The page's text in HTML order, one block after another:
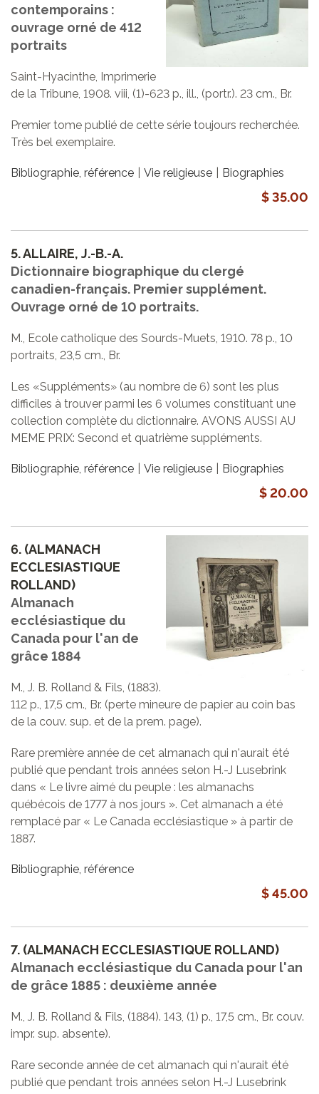
contemporains :
ouvrage orné de 412
portraits
Saint-Hyacinthe, Imprimerie
de la Tribune, 1908. viii, (1)-623 p., ill., (portr.). 23 cm., Br.
Premier tome publié de cette série toujours recherchée.
Très bel exemplaire.
Bibliographie, référence Vie religieuse Biographies
$ 35.00
5.ALLAIRE, J.-B.-A.
Dictionnaire biographique du clergé
canadien-français. Premier supplément.
Ouvrage orné de 10 portraits.
M., Ecole catholique des Sourds-Muets, 1910. 78 p., 10
portraits, 23,5 cm., Br.
Les «Suppléments» (au nombre de 6) sont les plus
difficiles à trouver parmi les 6 volumes constituant une
collection complète du dictionnaire. AVONS AUSSI AU
MEME PRIX: Second et quatrième suppléments.
Bibliographie, référence Vie religieuse Biographies
$ 20.00
6. (ALMANACH
ECCLESIASTIQUE
ROLLAND)
Almanach
ecclésiastique du
Canada pour l'an de
grâce 1884
M., J. B. Rolland & Fils, (1883).
112 p., 17,5 cm., Br. (perte mineure de papier au coin bas
de la couv. sup. et de la prem. page).
Rare première année de cet almanach qui n'aurait été
publié que pendant trois années selon H.-J Lusebrink
dans « Le livre aimé du peuple : les almanachs
québécois de 1777 à nos jours ». Cet almanach a été
remplacé par « Le Canada ecclésiastique » à partir de
1887.
Bibliographie, référence
$ 45.00
7. (ALMANACH ECCLESIASTIQUE ROLLAND)
Almanach ecclésiastique du Canada pour l'an
de grâce 1885 : deuxième année
M., J. B. Rolland & Fils, (1884). 143, (1) p., 17,5 cm., Br. couv.
impr. sup. absente).
Rare seconde année de cet almanach qui n'aurait été
publié que pendant trois années selon H.-J Lusebrink